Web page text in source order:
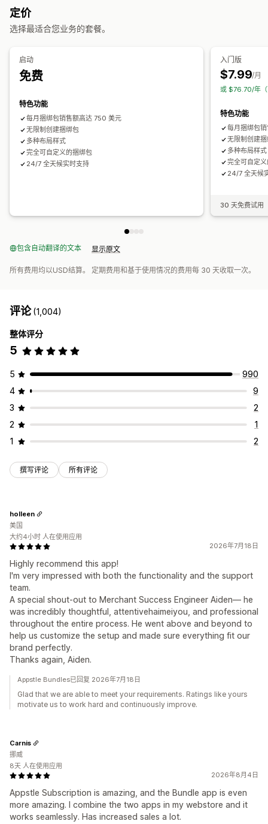
自定义套装
固定定价
百分比折扣
批量定价
分层折扣
价格协商 限时抢购 安排日程
监控
价格跟踪
控制面板
分析
定价
选择最适合您业务的套餐。
启动
免费
特色功能
每月捆绑包销售额高达 750 美元
无限制创建捆绑包
多种布局样式
完全可自定义的捆绑包
24/7 全天候实时支持
入门版
$7.99/月
或 $76.70/年
特色功能
每月捆绑包
无限制创建
多种布局样式
完全可自定
24/7 全天候
30 天免费试用
包含自动翻译的文本 显示原文
所有费用均以USD结算。 定期费用和基于使用情况的费用每 30 天收取一次。
评论(1,004)
整体评分
5
5
990
4
9
3
2
2
1
1
2
撰写评论 所有评论
2026年7月18日
Highly recommend this app!
I'm very impressed with both the functionality and the support
team.
A special shout-out to Merchant Success Engineer Aiden— he
was incredibly thoughtful, attentivehaimeiyou, and professional
throughout the entire process. He went above and beyond to
help us customize the setup and made sure everything fit our
brand perfectly.
Thanks again, Aiden.
holleen
美国
大约4小时 人在使用应用
Appstle Bundles已回复 2026年7月18日
Glad that we are able to meet your requirements. Ratings like yours
motivate us to work hard and continuously improve.
2026年8月4日
Appstle Subscription is amazing, and the Bundle app is even
more amazing. I combine the two apps in my webstore and it
works seamlessly. Has increased sales a lot.
Carnis
挪威
8天 人在使用应用